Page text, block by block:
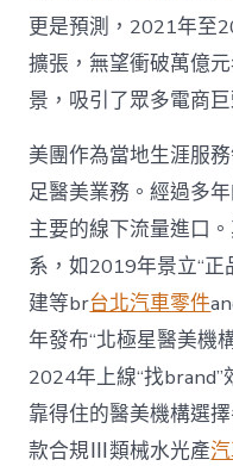
更是預測，2021年至
擴張，無望衝破萬億
景，吸引了眾多電商巨
美團作為當地生涯服
足醫美業務。經過多
主要的線下流量進口
系，如2019年景立“
建等br台北汽車零件
年發布“北極星醫美機
2024年上線“找
靠得住的醫美機構選
款合規Ⅲ類械水光產